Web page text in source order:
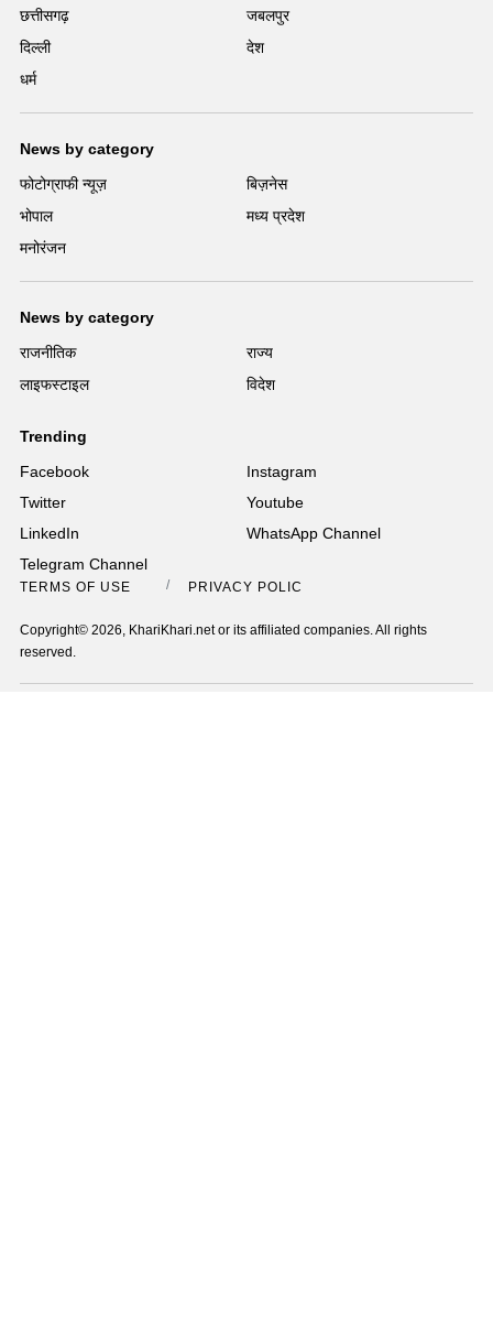
छत्तीसगढ़
जबलपुर
दिल्ली
देश
धर्म
News by category
फोटोग्राफी न्यूज़
बिज़नेस
भोपाल
मध्य प्रदेश
मनोरंजन
News by category
राजनीतिक
राज्य
लाइफस्टाइल
विदेश
Trending
Facebook
Instagram
Twitter
Youtube
LinkedIn
WhatsApp Channel
Telegram Channel
TERMS OF USE PRIVACY POLICY
Copyright© 2026, KhariKhari.net or its affiliated companies. All rights
reserved.